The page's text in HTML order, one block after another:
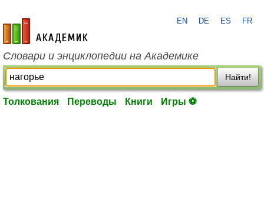
academic.ru
EN DE ES FR
Словари и энциклопедии на Академике
Найти!
Толкования Переводы Книги Игры ⚽